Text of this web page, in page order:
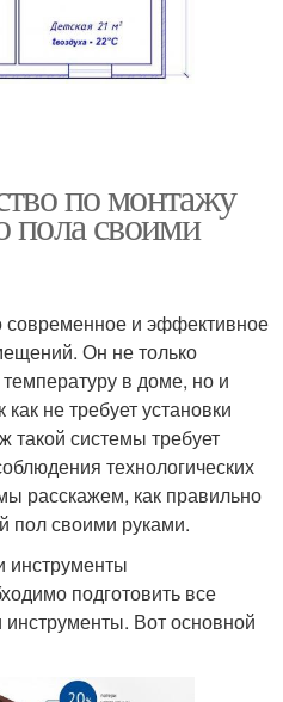
по монтажу
пола своими
и эффективное
Он не только
в доме, но и
не требует установки
такой системы требует
технологических
расскажем, как правильно
пол своими руками.
подготовить все
Вот основной